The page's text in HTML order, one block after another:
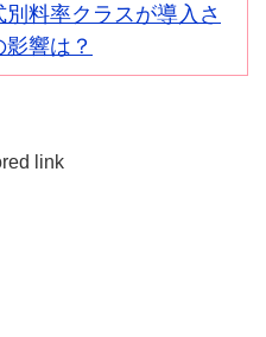
料率クラスが導入さ
響は？
link